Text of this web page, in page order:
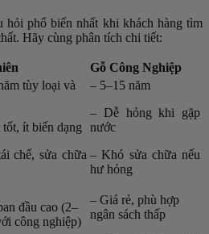
phổ biến nhất khi khách hàng tìm
Hãy cùng phân tích chi tiết:
Gỗ Công Nghiệp
tùy loại và
ít biến dạng
chế, sửa chữa
– 5–15 năm
– Dễ hỏng khi gặp
nước
– Khó sửa chữa nếu
hư hỏng
đầu cao (2–
công nghiệp)
– Giá rẻ, phù hợp
ngân sách thấp